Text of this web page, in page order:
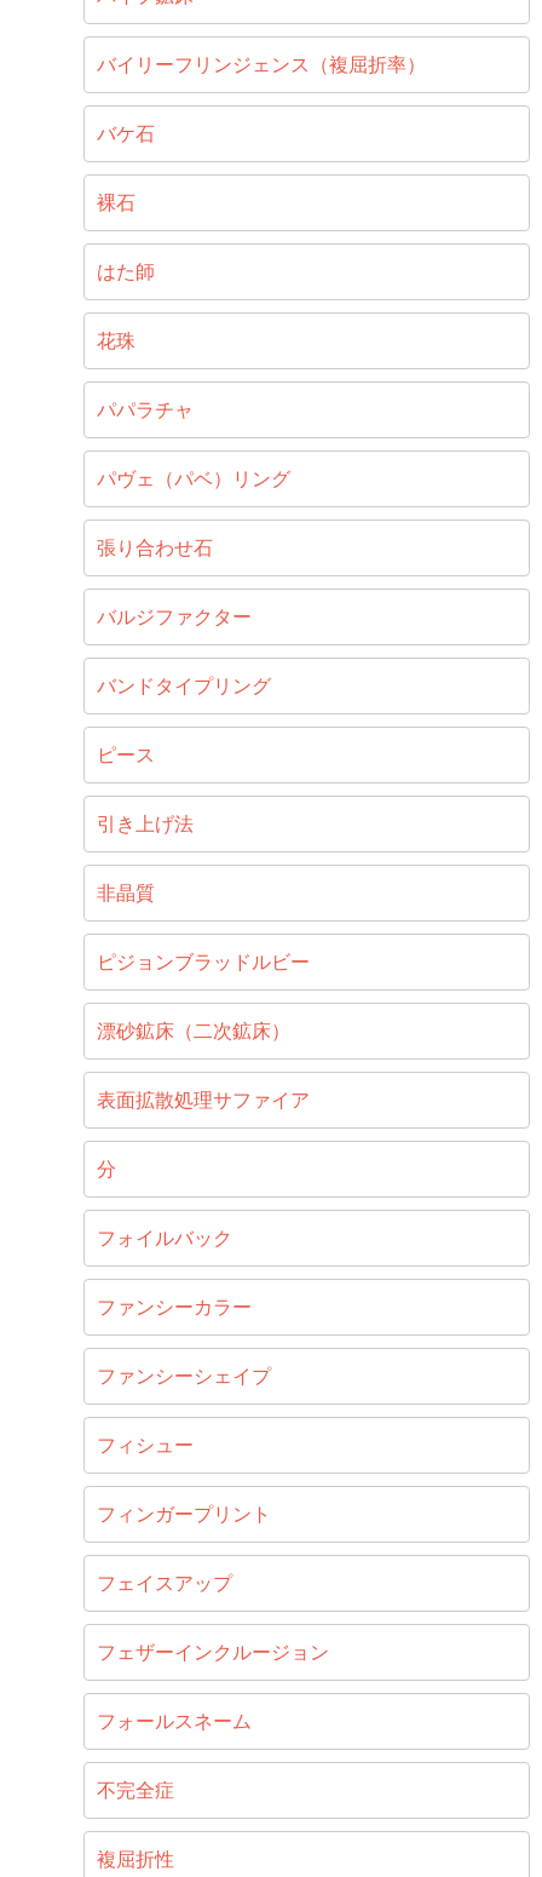
バイリーフリンジェンス（複屈折率）
バケ石
裸石
はた師
花珠
パパラチャ
パヴェ（パベ）リング
張り合わせ石
バルジファクター
バンドタイプリング
ピース
引き上げ法
非晶質
ピジョンブラッドルビー
漂砂鉱床（二次鉱床）
表面拡散処理サファイア
分
フォイルバック
ファンシーカラー
ファンシーシェイプ
フィシュー
フィンガープリント
フェイスアップ
フェザーインクルージョン
フォールスネーム
不完全症
複屈折性